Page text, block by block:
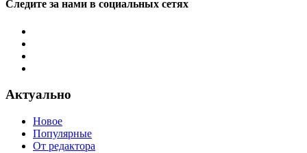
Следите за нами в социальных сетях
Актуально
Новое
Популярные
От редактора